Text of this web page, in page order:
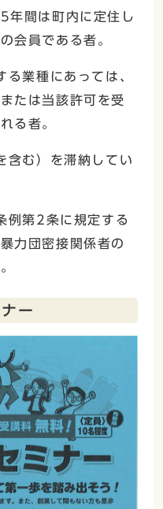
年間は町内に定住し
会員である者。
業種にあっては、
たは当該許可を受
る者。
む）を滞納してい
第2条に規定する
力団密接関係者の
ー